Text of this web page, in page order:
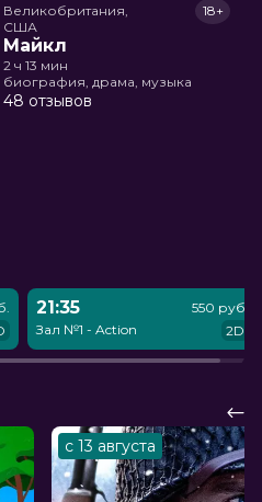
Великобритания,
США
Майкл
18+
2 ч 13 мин
биография, драма, музыка
48 отзывов
21:35
Зал №1 - Action
550 руб.
2D
с 13 августа